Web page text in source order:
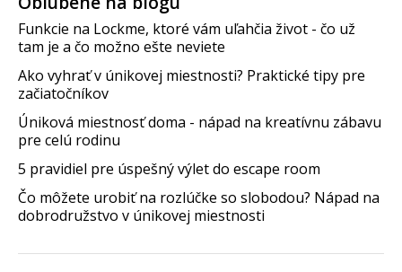
Funkcie na Lockme, ktoré vám uľahčia život - čo už
tam je a čo možno ešte neviete
Ako vyhrať v únikovej miestnosti? Praktické tipy pre
začiatočníkov
Úniková miestnosť doma - nápad na kreatívnu zábavu
pre celú rodinu
5 pravidiel pre úspešný výlet do escape room
Čo môžete urobiť na rozlúčke so slobodou? Nápad na
dobrodružstvo v únikovej miestnosti